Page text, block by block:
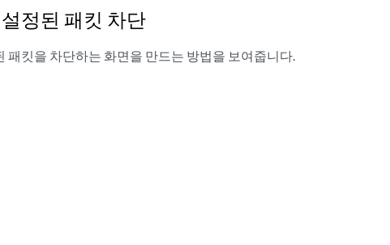
정된 패킷 차단
패킷을 차단하는 화면을 만드는 방법을 보여줍니다.